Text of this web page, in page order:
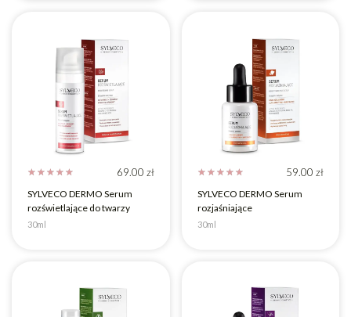
☆ ☆ ☆ ☆ ☆ 69.00 zł
SYLVECO DERMO Serum
rozświetlające do twarzy
30ml
☆ ☆ ☆ ☆ ☆ 59.00 zł
SYLVECO DERMO Serum
rozjaśniające
30ml